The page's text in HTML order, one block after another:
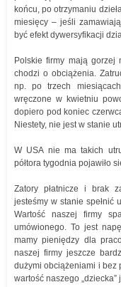
końcu, po otrzymaniu
miesięcy – jeśli
być efekt dywersyfikacji
Polskie firmy mają gorzej
chodzi o obciążenia.
np. po trzech
wręczone w kwietniu
dopiero pod koniec
Niestety, nie jest w stanie
W USA nie ma takich
półtora tygodnia pojawiło
Zatory płatnicze i brak
jesteśmy w stanie spełnić
Wartość naszej firmy
umówionego. To jest
mamy pieniędzy dla
naszej firmy jeszcze
dużymi obciążeniami i bez
wartość naszego